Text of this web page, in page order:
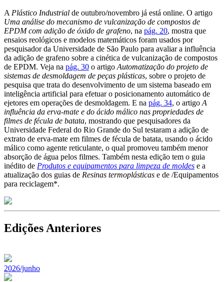
A Plástico Industrial de outubro/novembro já está online. O artigo
Uma análise do mecanismo de vulcanização de compostos de
EPDM com adição de óxido de grafeno, na pág. 20, mostra que
ensaios reológicos e modelos matemáticos foram usados por
pesquisador da Universidade de São Paulo para avaliar a influência
da adição de grafeno sobre a cinética de vulcanização de compostos
de EPDM. Veja na pág. 30 o artigo Automatização do projeto de
sistemas de desmoldagem de peças plásticas, sobre o projeto de
pesquisa que trata do desenvolvimento de um sistema baseado em
inteligência artificial para efetuar o posicionamento automático de
ejetores em operações de desmoldagem. E na pág. 34, o artigo A
influência da erva-mate e do ácido málico nas propriedades de
filmes de fécula de batata, mostrando que pesquisadores da
Universidade Federal do Rio Grande do Sul testaram a adição de
extrato de erva-mate em filmes de fécula de batata, usando o ácido
málico como agente reticulante, o qual promoveu também menor
absorção de água pelos filmes. Também nesta edição tem o guia
inédito de Produtos e equipamentos para limpeza de moldes e a
atualização dos guias de Resinas termoplásticas e de /Equipamentos
para reciclagem*.
Edições Anteriores
2026/junho